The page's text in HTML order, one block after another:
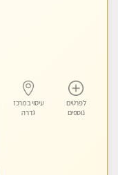
לפרטים
נוספים
עיסוי במרכז
גדרה